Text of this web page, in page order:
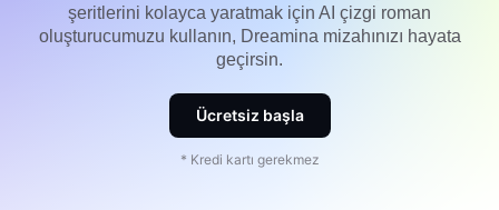
şeritlerini kolayca yaratmak için AI çizgi roman
oluşturucumuzu kullanın, Dreamina mizahınızı hayata
geçirsin.
Ücretsiz başla
* Kredi kartı gerekmez